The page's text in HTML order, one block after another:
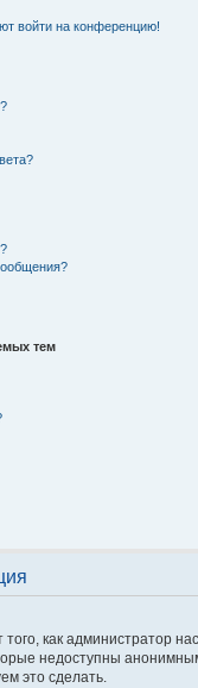
войти на конференцию!
тем
того, как
недоступны
это сделать.